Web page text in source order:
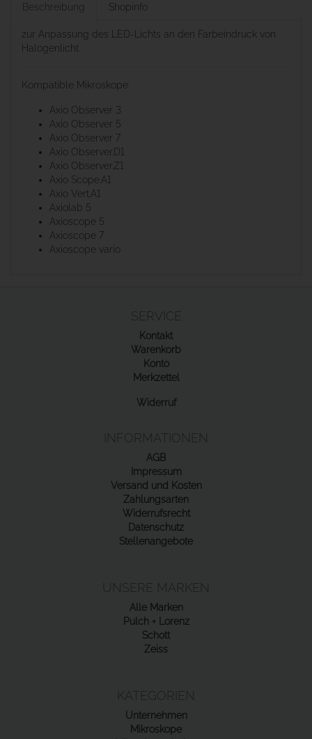
Beschreibung Shopinfo
zur Anpassung des LED-Lichts an den Farbeindruck von
Halogenlicht
Kompatible Mikroskope:
Axio Observer 3
Axio Observer 5
Axio Observer 7
Axio Observer.D1
Axio Observer.Z1
Axio Scope.A1
Axio Vert.A1
Axiolab 5
Axioscope 5
Axioscope 7
Axioscope vario
SERVICE
Kontakt
Warenkorb
Konto
Merkzettel
Widerruf
INFORMATIONEN
AGB
Impressum
Versand und Kosten
Zahlungsarten
Widerrufsrecht
Datenschutz
Stellenangebote
UNSERE MARKEN
Alle Marken
Pulch + Lorenz
Schott
Zeiss
KATEGORIEN
Unternehmen
Mikroskope